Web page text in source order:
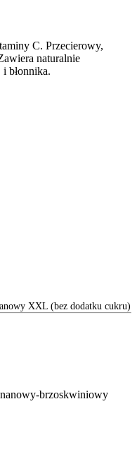
C. Przecierowy,
naturalnie
błonnika.
XXL (bez dodatku cukru)
brzoskwiniowy